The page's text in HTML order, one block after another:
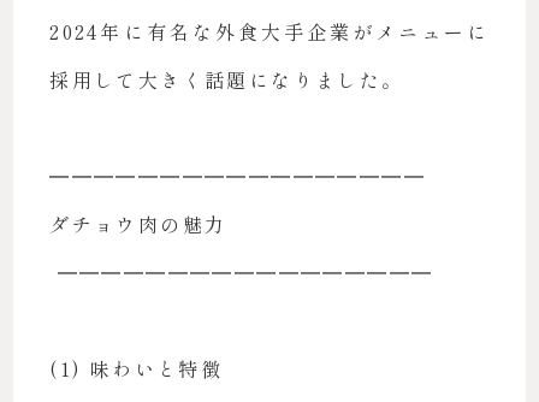
2024年に有名な外食大手企業がメニューに
採用して大きく話題になりました。
━━━━━━━━━━━━━━━━━
ダチョウ肉の魅力
━━━━━━━━━━━━━━━━━
(1) 味わいと特徴